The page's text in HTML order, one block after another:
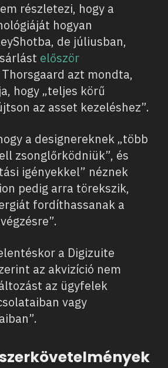
részletezi, hogy a
hogyan
de júliusban,
először
azt mondta,
hogy „teljes körű
az asset kezeléshez”.
a designereknek „több
zsonglőrködniük”, és
igényekkel” néznek
pedig arra törekszik,
fordíthassanak a
a Digizuite
az akvizíció nem
az ügyfelek
vagy